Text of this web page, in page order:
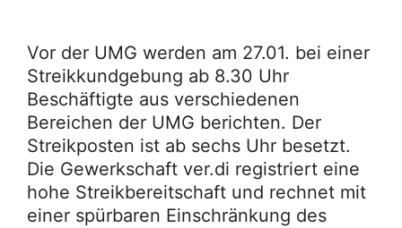
Vor der UMG werden am 27.01. bei einer
Streikkundgebung ab 8.30 Uhr
Beschäftigte aus verschiedenen
Bereichen der UMG berichten. Der
Streikposten ist ab sechs Uhr besetzt.
Die Gewerkschaft ver.di registriert eine
hohe Streikbereitschaft und rechnet mit
einer spürbaren Einschränkung des